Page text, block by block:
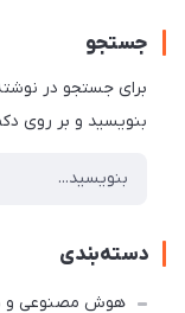
جستجو
برای جستجو در
بنویسید و بر روی
دسته‌بندی
هوش مصنوعی و